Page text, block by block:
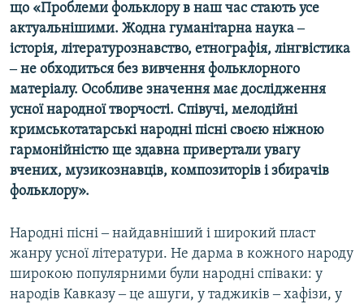
що «Проблеми фольклору в наш час стають усе
актуальнішими. Жодна гуманітарна наука ‒
історія, літературознавство, етнографія, лінгвістика
‒ не обходиться без вивчення фольклорного
матеріалу. Особливе значення має дослідження
усної народної творчості. Співучі, мелодійні
кримськотатарські народні пісні своєю ніжною
гармонійністю ще здавна привертали увагу
вчених, музикознавців, композиторів і збирачів
фольклору».
Народні пісні ‒ найдавніший і широкий пласт
жанру усної літератури. Не дарма в кожного народу
широкою популярними були народні співаки: у
народів Кавказу ‒ це ашуги, у таджиків ‒ хафізи, у